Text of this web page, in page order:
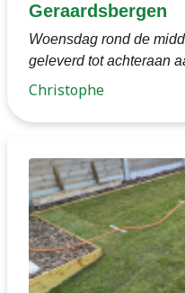
Geraardsbergen
Woensdag rond de
geleverd tot achteraan
Christophe